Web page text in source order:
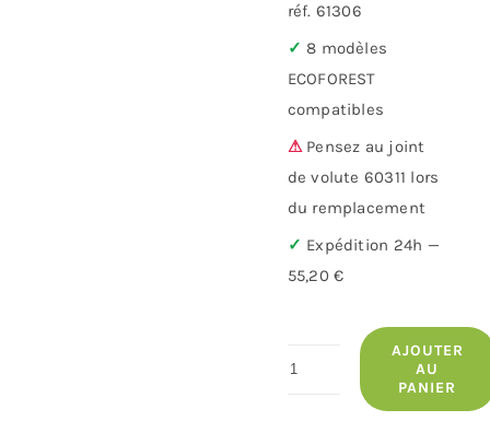
réf. 61306
✓ 8 modèles
ECOFOREST
compatibles
⚠Pensez au joint
de volute 60311 lors
du remplacement
✓ Expédition 24h —
55,20 €
quantité
AJOUTER
AU
PANIER